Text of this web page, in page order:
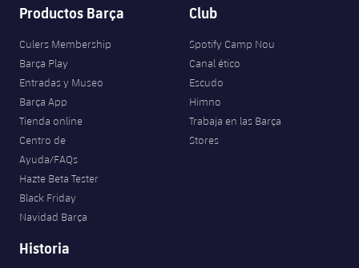
Productos Barça
Culers Membership
Barça Play
Entradas y Museo
Barça App
Tienda online
Centro de
Ayuda/FAQs
Hazte Beta Tester
Black Friday
Navidad Barça
Club
Spotify Camp Nou
Canal ético
Escudo
Himno
Trabaja en las Barça
Stores
Historia